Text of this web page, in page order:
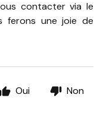
contacter via le
ferons une joie de
Oui Non